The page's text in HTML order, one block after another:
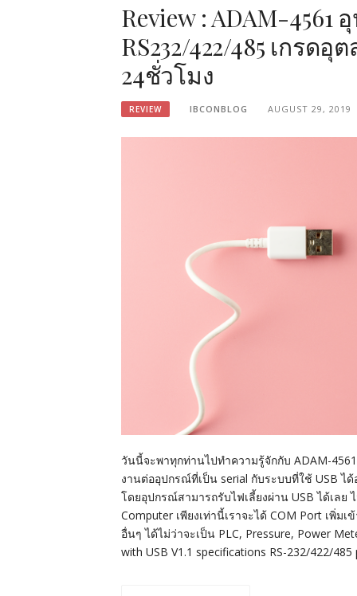
Review : ADAM-
RS232/422/485 เกรด
24ชั่วโมง
REVIEW IBCONBLOG AUGUST 29, 2019
วันนี้จะพาทุกท่านไปทำความรู้จักกับ ADAM-
งานต่ออุปกรณ์ที่เป็น serial กับระบบที่ใช้ USB ไ
โดยอุปกรณ์สามารถรับไฟเลี้ยงผ่าน USB ได้เลย
Computer เพียงเท่านี้เราจะได้ COM Port เพิ่ม
อื่นๆ ได้ไม่ว่าจะเป็น PLC, Pressure, Power
with USB V1.1 specifications RS-232/422/